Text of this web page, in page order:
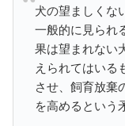
犬の望ましくな
一般的に見られ
果は望まれない
えられてはいる
させ、飼育放棄
を高めるという